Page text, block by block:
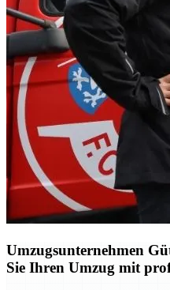
Umzugsunternehmen
Sie Ihren Umzug mit